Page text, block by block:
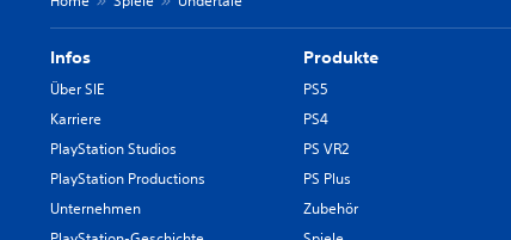
Infos
Über SIE
Karriere
PlayStation Studios
PlayStation Productions
Unternehmen
Produkte
PS5
PS4
PS VR2
PS Plus
Zubehör